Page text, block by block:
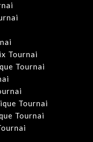
Tournai
Tournai
Tournai
Tournai